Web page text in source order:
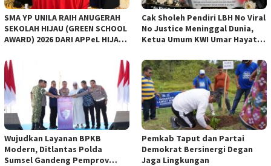
SMA YP UNILA RAIH ANUGERAH
SEKOLAH HIJAU (GREEN SCHOOL
AWARD) 2026 DARI APPeL HIJAU
Cak Sholeh Pendiri LBH No Viral
No Justice Meninggal Dunia,
Ketua Umum KWI Umar Hayat
Wujudkan Layanan BPKB
Modern, Ditlantas Polda
Sumsel Gandeng Pemprov
Pemkab Taput dan Partai
Demokrat Bersinergi Degan
Jaga Lingkungan